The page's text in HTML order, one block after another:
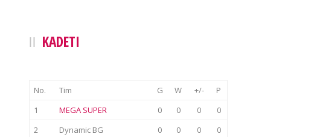
KADETI
No. Tim G W +/-
P
1
MEGA SUPER 0 0 0
0
2
Dynamic BG 0 0 0
0